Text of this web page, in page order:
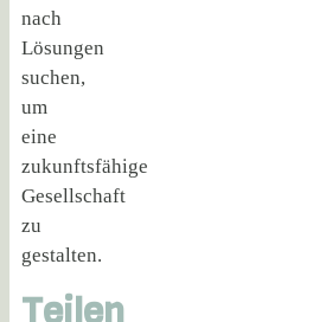
nach
Lösungen
suchen,
um
eine
zukunftsfähige
Gesellschaft
zu
gestalten.
Teilen